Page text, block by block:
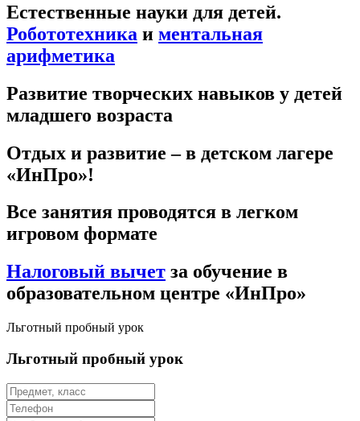
Естественные науки для детей.
Робототехника и ментальная
арифметика
Развитие творческих навыков у детей
младшего возраста
Отдых и развитие – в детском лагере
«ИнПро»!
Все занятия проводятся в легком
игровом формате
Налоговый вычет за обучение в
образовательном центре «ИнПро»
Льготный пробный урок
Льготный пробный урок